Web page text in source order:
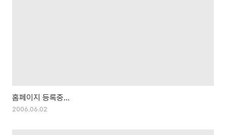
홈페이지 등록중...
2006.06.02